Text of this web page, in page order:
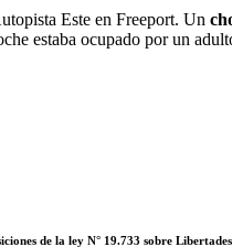
Este en Freeport. Un
estaba ocupado por un
de la ley N° 19.733 sobre